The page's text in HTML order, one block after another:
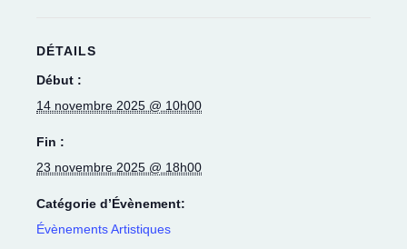
DÉTAILS
Début :
14 novembre 2025 @ 10h00
Fin :
23 novembre 2025 @ 18h00
Catégorie d’Évènement:
Évènements Artistiques